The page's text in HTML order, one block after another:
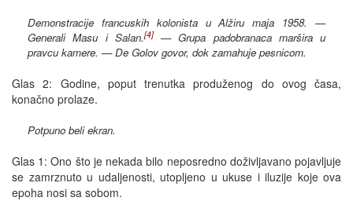
Demonstracije francuskih kolonista u Alžiru maja 1958. —
Generali Masu i Salan.[4]— Grupa padobranaca maršira u
pravcu kamere. — De Golov govor, dok zamahuje pesnicom.
Glas 2: Godine, poput trenutka produženog do ovog časa,
konačno prolaze.
Potpuno beli ekran.
Glas 1: Ono što je nekada bilo neposredno doživljavano pojavljuje
se zamrznuto u udaljenosti, utopljeno u ukuse i iluzije koje ova
epoha nosi sa sobom.